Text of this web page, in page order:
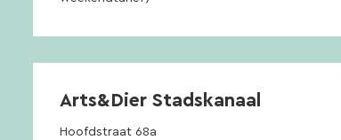
Arts&Dier Stadskanaal
Hoofdstraat 68a